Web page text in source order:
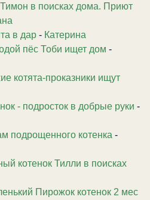
в поисках дома. Приют
в дар - Катерина
пёс Тоби ищет дом -
котята-проказники ищут
- подросток в добрые руки -
подрощенного котенка -
котенок Тилли в поисках
Пирожок котенок 2 мес